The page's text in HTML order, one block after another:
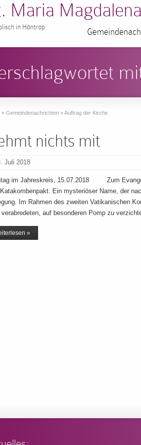
Maria Magdalena
in Höntrop
» Gemeindenachrichten »Auftrag der Kirche
nichts mit
Juli 2018
im Jahreskreis, 15.07.2018 Zum
Ein mysteriöser Name, der
Im Rahmen des zweiten Vatikanischen
verabredeten, auf besonderen Pomp zu
»